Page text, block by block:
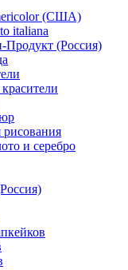
(США)
italiana
Продукт (Россия)
и серебро